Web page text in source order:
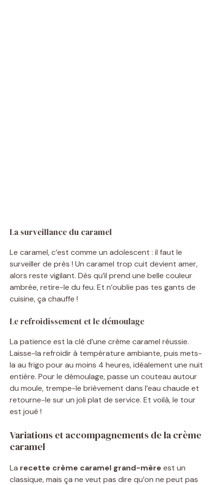
La surveillance du caramel
Le caramel, c’est comme un adolescent : il faut le
surveiller de près ! Un caramel trop cuit devient amer,
alors reste vigilant. Dès qu’il prend une belle couleur
ambrée, retire-le du feu. Et n’oublie pas tes gants de
cuisine, ça chauffe !
Le refroidissement et le démoulage
La patience est la clé d’une crème caramel réussie.
Laisse-la refroidir à température ambiante, puis mets-
la au frigo pour au moins 4 heures, idéalement une nuit
entière. Pour le démoulage, passe un couteau autour
du moule, trempe-le brièvement dans l’eau chaude et
retourne-le sur un joli plat de service. Et voilà, le tour
est joué !
Variations et accompagnements de la crème
caramel
La recette crème caramel grand-mère est un
classique, mais ça ne veut pas dire qu’on ne peut pas